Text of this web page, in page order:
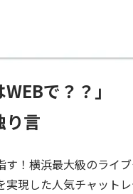
WEBで？？
り言
す！横浜最大級のライ
実現した人気チャット